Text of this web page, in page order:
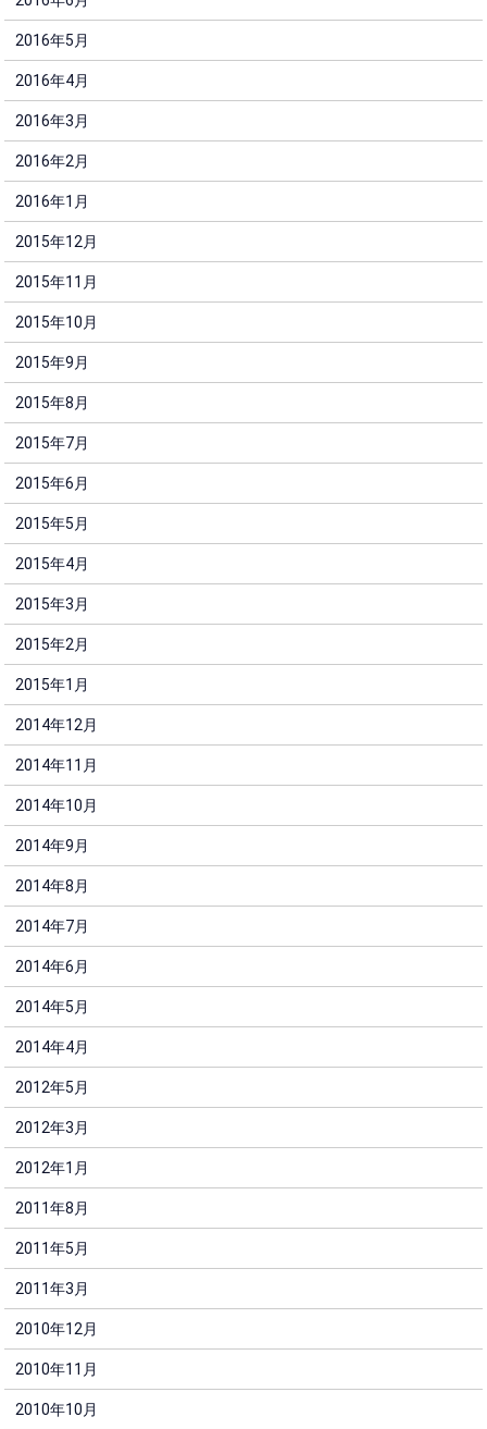
2016年5月
2016年4月
2016年3月
2016年2月
2016年1月
2015年12月
2015年11月
2015年10月
2015年9月
2015年8月
2015年7月
2015年6月
2015年5月
2015年4月
2015年3月
2015年2月
2015年1月
2014年12月
2014年11月
2014年10月
2014年9月
2014年8月
2014年7月
2014年6月
2014年5月
2014年4月
2012年5月
2012年3月
2012年1月
2011年8月
2011年5月
2011年3月
2010年12月
2010年11月
2010年10月